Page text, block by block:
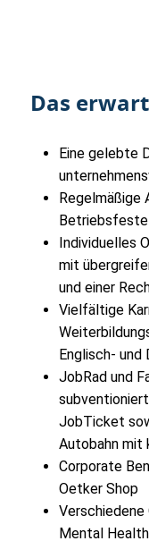
Das
Eine gelebte
Regelmäßige
Betriebsfeste
Individuelles
mit
und einer
Vielfältige
Englisch-
JobRad und
JobTicket
Autobahn mit
Corporate
Oetker Shop
Verschiedene
Mental